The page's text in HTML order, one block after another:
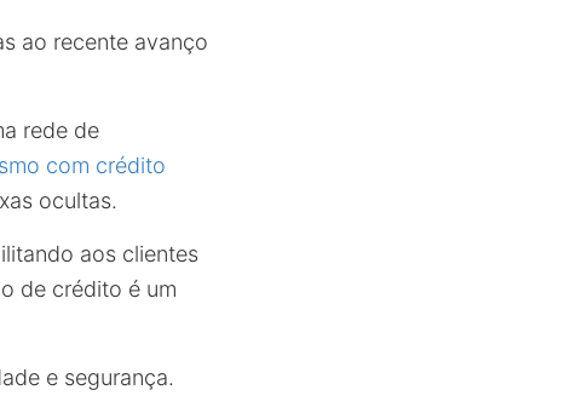
ao recente avanço
rede de
com crédito
ocultas.
aos clientes
de crédito é um
e segurança.